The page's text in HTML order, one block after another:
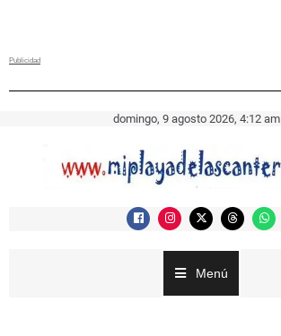
domingo, 9 agosto 2026, 4:12 am
Menú